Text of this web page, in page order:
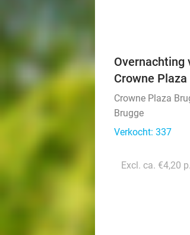
Overnachting
Crowne
Crowne Plaza
Brugge
Verkocht: 337
Excl. ca. €4,20